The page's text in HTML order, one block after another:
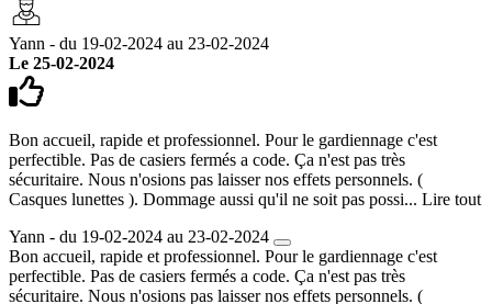
Yann - du 19-02-2024 au 23-02-2024
Le 25-02-2024
Bon accueil, rapide et professionnel. Pour le gardiennage c'est
perfectible. Pas de casiers fermés a code. Ça n'est pas très
sécuritaire. Nous n'osions pas laisser nos effets personnels. (
Casques lunettes ). Dommage aussi qu'il ne soit pas possi... Lire tout
Yann - du 19-02-2024 au 23-02-2024
Bon accueil, rapide et professionnel. Pour le gardiennage c'est
perfectible. Pas de casiers fermés a code. Ça n'est pas très
sécuritaire. Nous n'osions pas laisser nos effets personnels. (